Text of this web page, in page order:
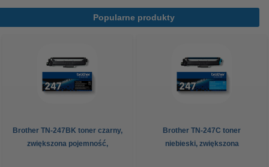
Popularne produkty
Brother TN-247BK toner czarny,
zwiększona pojemność,
Brother TN-247C toner
niebieski, zwiększona